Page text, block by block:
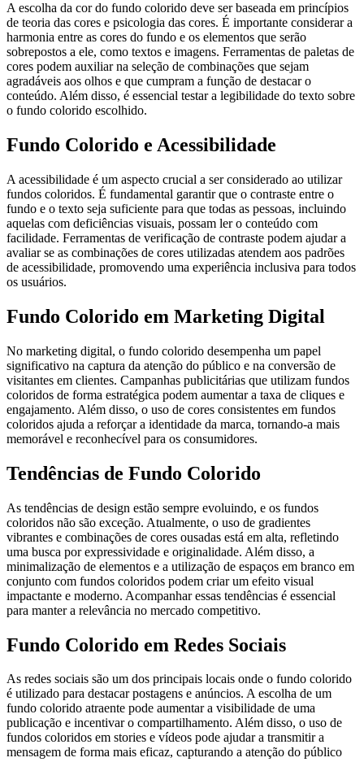
A escolha da cor do fundo colorido deve ser baseada em princípios
de teoria das cores e psicologia das cores. É importante considerar a
harmonia entre as cores do fundo e os elementos que serão
sobrepostos a ele, como textos e imagens. Ferramentas de paletas de
cores podem auxiliar na seleção de combinações que sejam
agradáveis aos olhos e que cumpram a função de destacar o
conteúdo. Além disso, é essencial testar a legibilidade do texto sobre
o fundo colorido escolhido.
Fundo Colorido e Acessibilidade
A acessibilidade é um aspecto crucial a ser considerado ao utilizar
fundos coloridos. É fundamental garantir que o contraste entre o
fundo e o texto seja suficiente para que todas as pessoas, incluindo
aquelas com deficiências visuais, possam ler o conteúdo com
facilidade. Ferramentas de verificação de contraste podem ajudar a
avaliar se as combinações de cores utilizadas atendem aos padrões
de acessibilidade, promovendo uma experiência inclusiva para todos
os usuários.
Fundo Colorido em Marketing Digital
No marketing digital, o fundo colorido desempenha um papel
significativo na captura da atenção do público e na conversão de
visitantes em clientes. Campanhas publicitárias que utilizam fundos
coloridos de forma estratégica podem aumentar a taxa de cliques e
engajamento. Além disso, o uso de cores consistentes em fundos
coloridos ajuda a reforçar a identidade da marca, tornando-a mais
memorável e reconhecível para os consumidores.
Tendências de Fundo Colorido
As tendências de design estão sempre evoluindo, e os fundos
coloridos não são exceção. Atualmente, o uso de gradientes
vibrantes e combinações de cores ousadas está em alta, refletindo
uma busca por expressividade e originalidade. Além disso, a
minimalização de elementos e a utilização de espaços em branco em
conjunto com fundos coloridos podem criar um efeito visual
impactante e moderno. Acompanhar essas tendências é essencial
para manter a relevância no mercado competitivo.
Fundo Colorido em Redes Sociais
As redes sociais são um dos principais locais onde o fundo colorido
é utilizado para destacar postagens e anúncios. A escolha de um
fundo colorido atraente pode aumentar a visibilidade de uma
publicação e incentivar o compartilhamento. Além disso, o uso de
fundos coloridos em stories e vídeos pode ajudar a transmitir a
mensagem de forma mais eficaz, capturando a atenção do público